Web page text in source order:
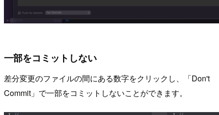
一部をコミットしない
差分変更のファイルの間にある数字をクリックし、「Don't
Commit」で一部をコミットしないことができます。